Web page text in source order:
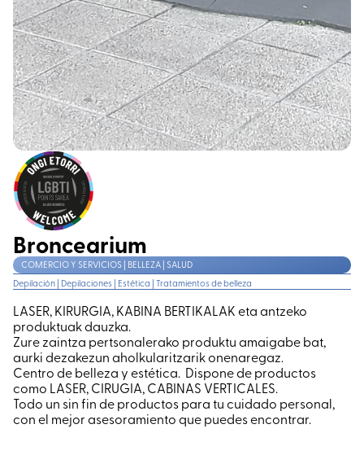
Broncearium
COMERCIO Y SERVICIOS | BELLEZA | SALUD
Depilación | Depilaciones | Estética | Tratamientos de belleza
LASER, KIRURGIA, KABINA BERTIKALAK eta antzeko
produktuak dauzka.
Zure zaintza pertsonalerako produktu amaigabe bat,
aurki dezakezun aholkularitzarik onenaregaz.
Centro de belleza y estética. Dispone de productos
como LASER, CIRUGIA, CABINAS VERTICALES.
Todo un sin fin de productos para tu cuidado personal,
con el mejor asesoramiento que puedes encontrar.